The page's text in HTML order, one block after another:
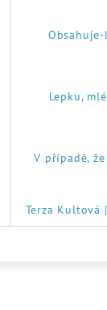
Lepku,
V případě,
Terza Kultová